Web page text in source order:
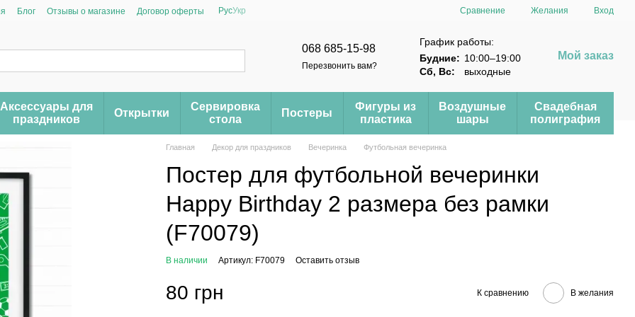
Блог Отзывы о магазине Договор оферты РусУкр Сравнение Желания Вход
068 685-15-98
Перезвонить вам?
График работы:
Будние: 10:00–19:00
Сб, Вс:
выходные
Мой заказ
Аксессуары для
праздников
Открытки
Сервировка
стола
Постеры
Фигуры из
пластика
Воздушные
шары
Свадебная
полиграфия
Главная Декор для праздников Вечеринка Футбольная вечеринка
Постер для футбольной вечеринки
Happy Birthday 2 размера без рамки
(F70079)
В наличии Артикул: F70079 Оставить отзыв
80 грн К сравнению В желания